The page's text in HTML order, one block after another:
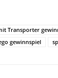
Transporter
gewinnspiel